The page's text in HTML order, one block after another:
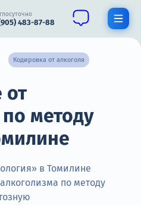
483-87-88
Кодировка от алкоголя
от
методу
в Томилине
по методу